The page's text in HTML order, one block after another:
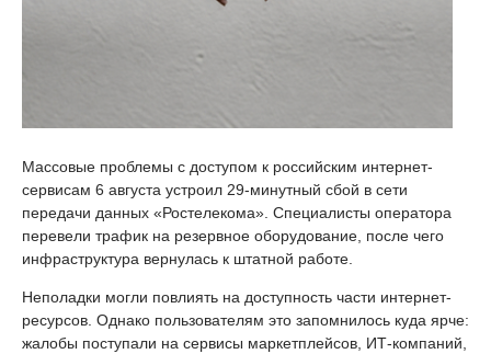
Массовые проблемы с доступом к российским интернет-
сервисам 6 августа устроил 29-минутный сбой в сети
передачи данных «Ростелекома». Специалисты оператора
перевели трафик на резервное оборудование, после чего
инфраструктура вернулась к штатной работе.
Неполадки могли повлиять на доступность части интернет-
ресурсов. Однако пользователям это запомнилось куда ярче:
жалобы поступали на сервисы маркетплейсов, ИТ-компаний,